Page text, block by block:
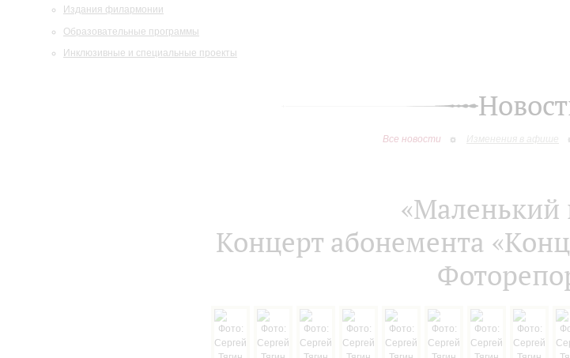
Издания филармонии
Образовательные программы
Инклюзивные и специальные проекты
Все новости Изменения в афише
«Маленький
Концерт абонемента